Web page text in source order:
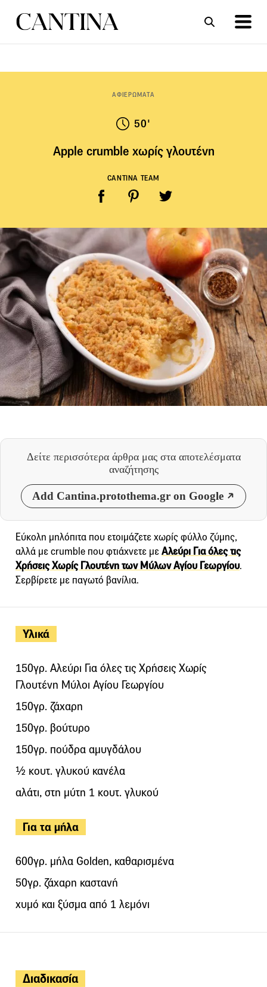
ΑΦΙΕΡΩΜΑΤΑ
50'
Apple crumble χωρίς γλουτένη
CANTINA TEAM
Δείτε περισσότερα άρθρα μας στα αποτελέσματα
αναζήτησης
Add Cantina.protothema.gr on Google
Υλικά
150γρ. Αλεύρι Για όλες τις Χρήσεις Χωρίς
Γλουτένη Μύλοι Αγίου Γεωργίου
150γρ. ζάχαρη
150γρ. βούτυρο
150γρ. πούδρα αμυγδάλου
½ κουτ. γλυκού κανέλα
αλάτι, στη μύτη 1 κουτ. γλυκού
Για τα μήλα
600γρ. μήλα Golden, καθαρισμένα
50γρ. ζάχαρη καστανή
χυμό και ξύσμα από 1 λεμόνι
Εύκολη μηλόπιτα που ετοιμάζετε χωρίς φύλλο ζύμης,
αλλά με crumble που φτιάχνετε μεΑλεύρι Για όλες τις
Χρήσεις Χωρίς Γλουτένη των Μύλων Αγίου Γεωργίου.
Σερβίρετε με παγωτό βανίλια.
Διαδικασία